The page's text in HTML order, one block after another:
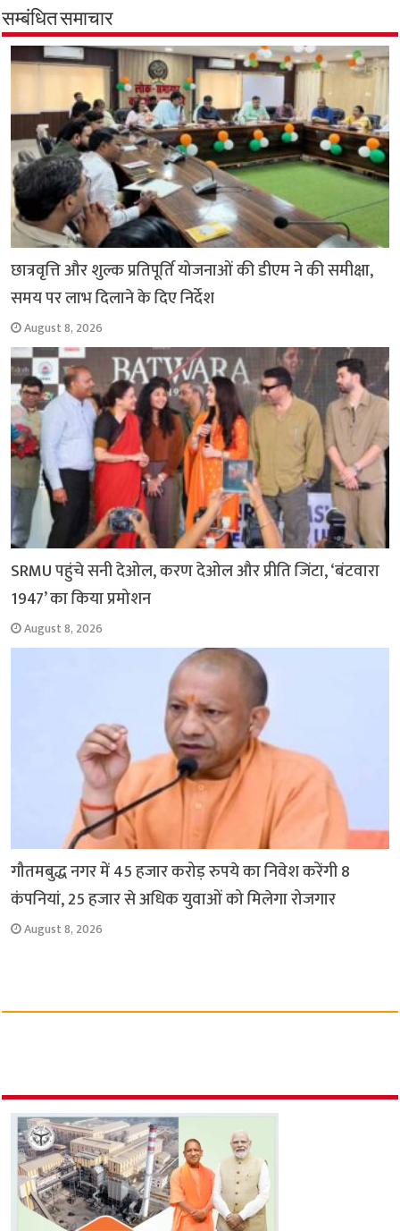
b
o
o
k
s
A
p
p
t
e
r
r
a
m
i
n
k
सम्बंधित समाचार
छात्रवृत्ति और शुल्क प्रतिपूर्ति योजनाओं की डीएम ने की समीक्षा,
समय पर लाभ दिलाने के दिए निर्देश
August 8, 2026
SRMU पहुंचे सनी देओल, करण देओल और प्रीति जिंटा, ‘बंटवारा
1947’ का किया प्रमोशन
August 8, 2026
गौतमबुद्ध नगर में 45 हजार करोड़ रुपये का निवेश करेंगी 8
कंपनियां, 25 हजार से अधिक युवाओं को मिलेगा रोजगार
August 8, 2026